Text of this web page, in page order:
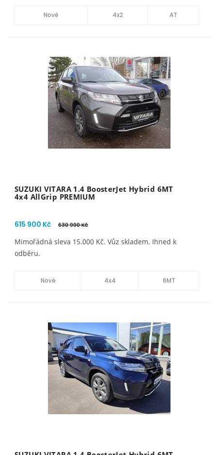
Nové 4x2 AT
SUZUKI VITARA 1.4 BoosterJet Hybrid 6MT
4x4 AllGrip PREMIUM
615 900 Kč 630 900 Kč
Mimořádná sleva 15.000 Kč. Vůz skladem. Ihned k
odběru.
Nové 4x4 6MT